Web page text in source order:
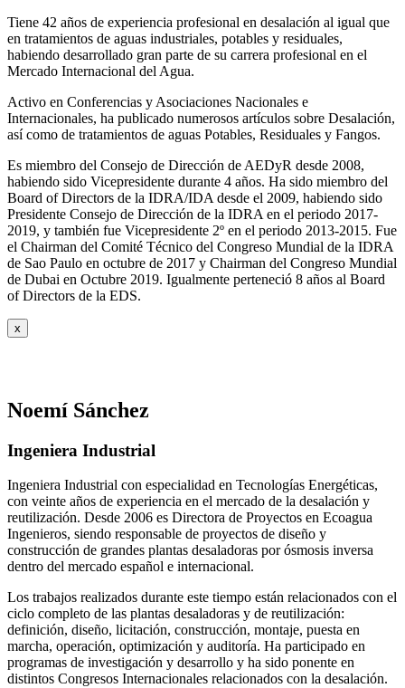
Tiene 42 años de experiencia profesional en desalación al igual que
en tratamientos de aguas industriales, potables y residuales,
habiendo desarrollado gran parte de su carrera profesional en el
Mercado Internacional del Agua.
Activo en Conferencias y Asociaciones Nacionales e
Internacionales, ha publicado numerosos artículos sobre Desalación,
así como de tratamientos de aguas Potables, Residuales y Fangos.
Es miembro del Consejo de Dirección de AEDyR desde 2008,
habiendo sido Vicepresidente durante 4 años. Ha sido miembro del
Board of Directors de la IDRA/IDA desde el 2009, habiendo sido
Presidente Consejo de Dirección de la IDRA en el periodo 2017-
2019, y también fue Vicepresidente 2º en el periodo 2013-2015. Fue
el Chairman del Comité Técnico del Congreso Mundial de la IDRA
de Sao Paulo en octubre de 2017 y Chairman del Congreso Mundial
de Dubai en Octubre 2019. Igualmente perteneció 8 años al Board
of Directors de la EDS.
x
Noemí Sánchez
Ingeniera Industrial
Ingeniera Industrial con especialidad en Tecnologías Energéticas,
con veinte años de experiencia en el mercado de la desalación y
reutilización. Desde 2006 es Directora de Proyectos en Ecoagua
Ingenieros, siendo responsable de proyectos de diseño y
construcción de grandes plantas desaladoras por ósmosis inversa
dentro del mercado español e internacional.
Los trabajos realizados durante este tiempo están relacionados con el
ciclo completo de las plantas desaladoras y de reutilización:
definición, diseño, licitación, construcción, montaje, puesta en
marcha, operación, optimización y auditoría. Ha participado en
programas de investigación y desarrollo y ha sido ponente en
distintos Congresos Internacionales relacionados con la desalación.